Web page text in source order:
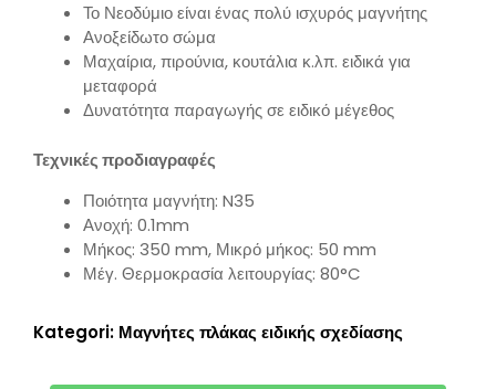
Το Νεοδύμιο είναι ένας πολύ ισχυρός μαγνήτης
Ανοξείδωτο σώμα
Μαχαίρια, πιρούνια, κουτάλια κ.λπ. ειδικά για
μεταφορά
Δυνατότητα παραγωγής σε ειδικό μέγεθος
Τεχνικές προδιαγραφές
Ποιότητα μαγνήτη: N35
Ανοχή: 0.1mm
Μήκος: 350 mm, Μικρό μήκος: 50 mm
Μέγ. Θερμοκρασία λειτουργίας: 80°C
Kategori: Μαγνήτες πλάκας ειδικής σχεδίασης